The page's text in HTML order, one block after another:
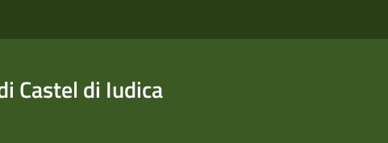
Castel di Iudica